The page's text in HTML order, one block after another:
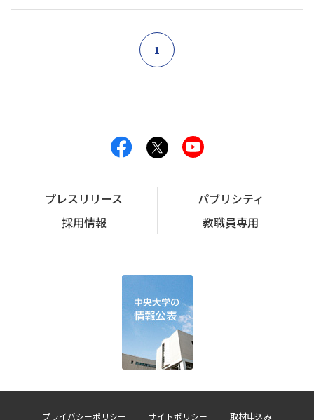
1
プレスリリース
パブリシティ
採用情報
教職員専用
プライバシーポリシー サイトポリシー 取材申込み